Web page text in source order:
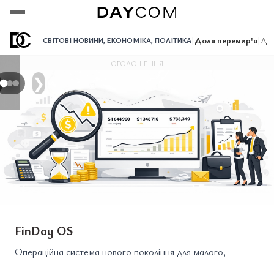
СВІТОВІ НОВИНИ, ЕКОНОМІКА, ПОЛІТИКА|Доля перемир'я|
❯
ОГОЛОШЕННЯ
FinDay OS
Операційна система нового покоління для малого,